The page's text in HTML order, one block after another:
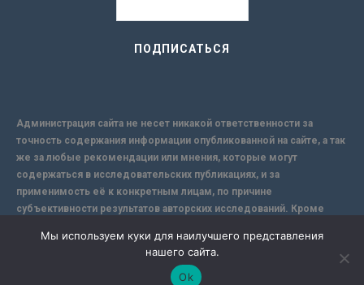
Администрация сайта не несет никакой ответственности за
точность содержания информации опубликованной на сайте, а так
же за любые рекомендации или мнения, которые могут
содержаться в исследовательских публикациях, и за
применимость её к конкретным лицам, по причине
субъективности результатов авторских исследований. Кроме
надежной защиты информации, Сайт не несет ответственности за
информацию, присылаемую через интернет.
Мы используем куки для наилучшего представления
нашего сайта.
Ok